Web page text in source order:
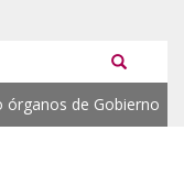
órganos de Gobierno